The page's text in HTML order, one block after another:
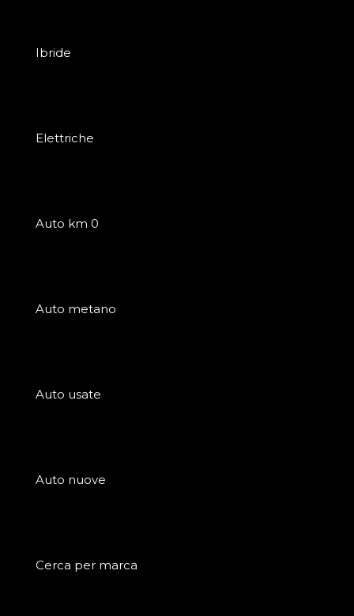
Ibride
Elettriche
Auto km 0
Auto metano
Auto usate
Auto nuove
Cerca per marca